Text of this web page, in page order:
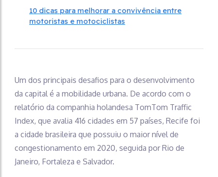
10 dicas para melhorar a convivência entre
motoristas e motociclistas
Um dos principais desafios para o desenvolvimento
da capital é a mobilidade urbana. De acordo com o
relatório da companhia holandesa TomTom Traffic
Index, que avalia 416 cidades em 57 países, Recife foi
a cidade brasileira que possuiu o maior nível de
congestionamento em 2020, seguida por Rio de
Janeiro, Fortaleza e Salvador.